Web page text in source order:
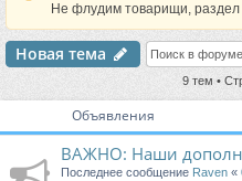
Не флудим товарищи, раздел
Новая тема
9 тем •
Объявления
ВАЖНО: Наши
Последнее сообщение Raven «